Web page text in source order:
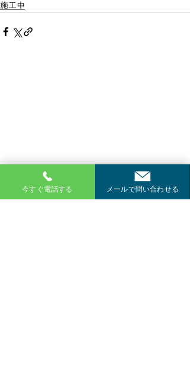
施工中
今すぐ電話する メールで問い合わせる